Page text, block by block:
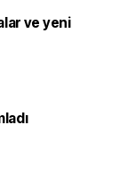
ve yeni